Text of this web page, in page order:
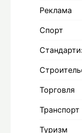
Реклама
Спорт
Торговля
Транспорт
Туризм